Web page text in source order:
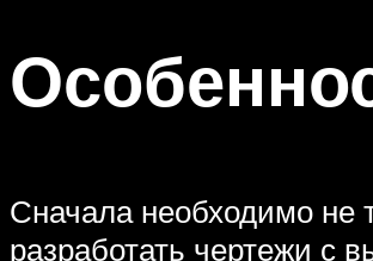
Сначала необходимо не
разработать чертежи с